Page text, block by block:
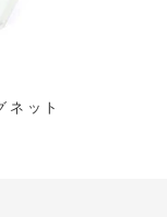
ネット